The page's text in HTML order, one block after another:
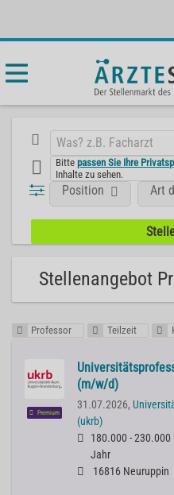
Bittepassen Sie Ihre
Inhalte zu sehen.
Position Art
Stellenangebot
Professor Teilzeit
Premium
(m/w/d)
31.07.2026,
(ukrb)
180.000 -
Jahr
16816 Neuruppin